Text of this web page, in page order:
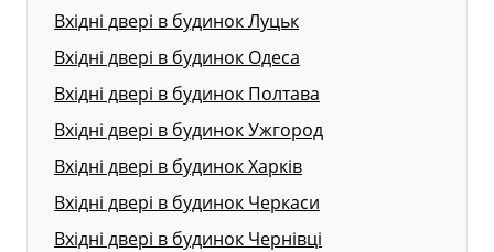
Вхідні двері в будинок Луцьк
Вхідні двері в будинок Одеса
Вхідні двері в будинок Полтава
Вхідні двері в будинок Ужгород
Вхідні двері в будинок Харків
Вхідні двері в будинок Черкаси
Вхідні двері в будинок Чернівці